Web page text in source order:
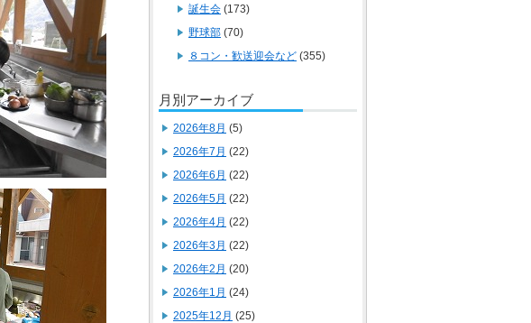
誕生会 (173)
野球部 (70)
８コン・歓送迎会など (355)
月別アーカイブ
2026年8月 (5)
2026年7月 (22)
2026年6月 (22)
2026年5月 (22)
2026年4月 (22)
2026年3月 (22)
2026年2月 (20)
2026年1月 (24)
2025年12月 (25)